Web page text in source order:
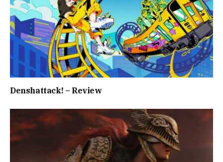
Denshattack! – Review